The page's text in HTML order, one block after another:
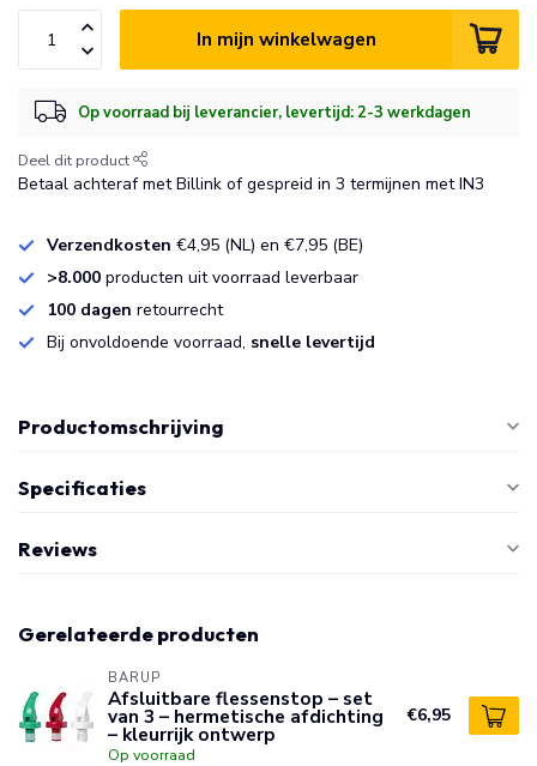
In mijn winkelwagen
Op voorraad bij leverancier, levertijd: 2-3 werkdagen
Deel dit product
Betaal achteraf met Billink of gespreid in 3 termijnen met IN3
Verzendkosten €4,95 (NL) en €7,95 (BE)
>8.000 producten uit voorraad leverbaar
100 dagen retourrecht
Bij onvoldoende voorraad, snelle levertijd
Productomschrijving
Specificaties
Reviews
Gerelateerde producten
BARUP
Afsluitbare flessenstop – set
van 3 – hermetische afdichting
– kleurrijk ontwerp
Op voorraad
€6,95